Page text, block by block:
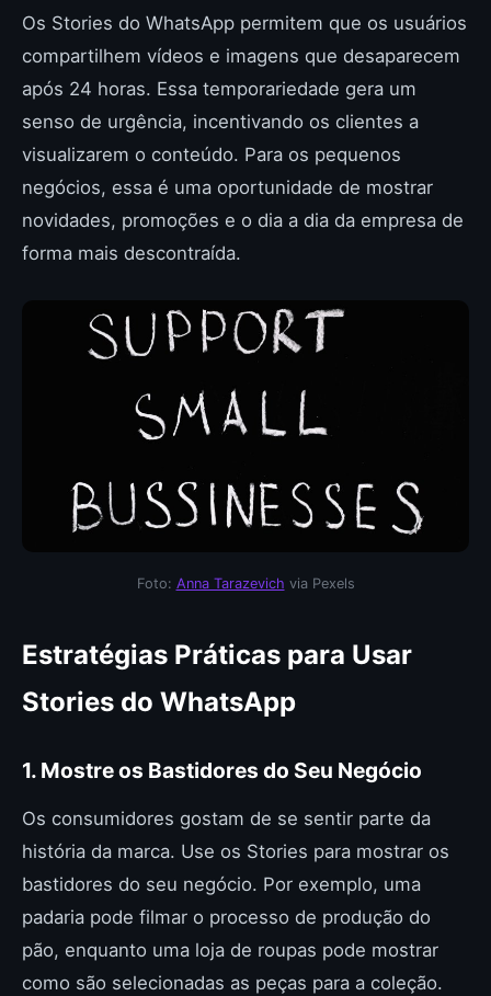
Os Stories do WhatsApp permitem que os usuários
compartilhem vídeos e imagens que desaparecem
após 24 horas. Essa temporariedade gera um
senso de urgência, incentivando os clientes a
visualizarem o conteúdo. Para os pequenos
negócios, essa é uma oportunidade de mostrar
novidades, promoções e o dia a dia da empresa de
forma mais descontraída.
Foto: Anna Tarazevich via Pexels
Estratégias Práticas para Usar
Stories do WhatsApp
1. Mostre os Bastidores do Seu Negócio
Os consumidores gostam de se sentir parte da
história da marca. Use os Stories para mostrar os
bastidores do seu negócio. Por exemplo, uma
padaria pode filmar o processo de produção do
pão, enquanto uma loja de roupas pode mostrar
como são selecionadas as peças para a coleção.